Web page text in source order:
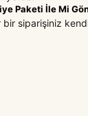
Paketi İle Mi
bir siparişiniz